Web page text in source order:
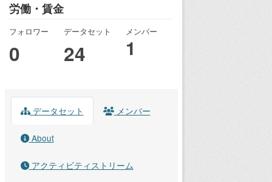
労働・賃金
フォロワー
0
データセット
24
メンバー
1
データセット メンバー
About
アクティビティストリーム